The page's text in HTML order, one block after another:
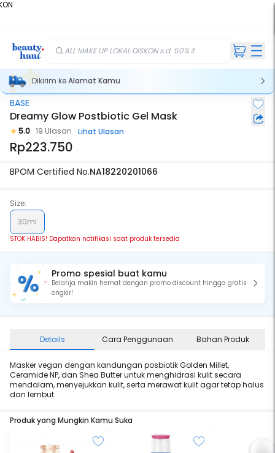
ALL MAKE UP LOKAL DISKON s.d. 50%💄
Dikirim keAlamat Kamu
Stok Habis
BASE
Dreamy Glow Postbiotic Gel Mask
5.0 19 Ulasan Lihat Ulasan
Rp223.750
BPOM Certified No.NA18220201066
Size:
30ml
STOK HABIS! Dapatkan notifikasi saat produk tersedia
Promo spesial buat kamu
Belanja makin hemat dengan promo discount hingga gratis
ongkir!
Details Cara Penggunaan Bahan Produk
Masker vegan dengan kandungan posbiotik Golden Millet,
Ceramide NP, dan Shea Butter untuk menghidrasi kulit secara
mendalam, menyejukkan kulit, serta merawat kulit agar tetap halus
dan lembut.
Produk yang Mungkin Kamu Suka